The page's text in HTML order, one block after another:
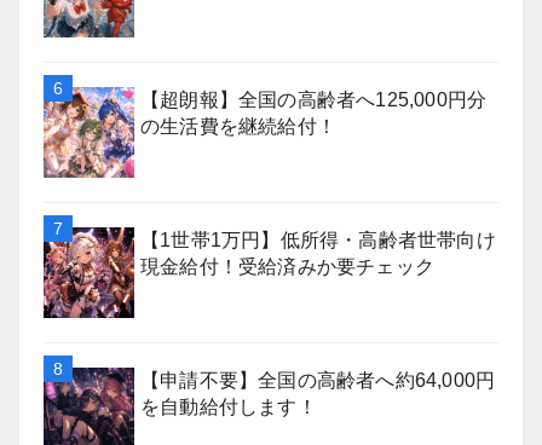
【超朗報】全国の高齢者へ125,000円分
の生活費を継続給付！
【1世帯1万円】低所得・高齢者世帯向け
現金給付！受給済みか要チェック
【申請不要】全国の高齢者へ約64,000円
を自動給付します！